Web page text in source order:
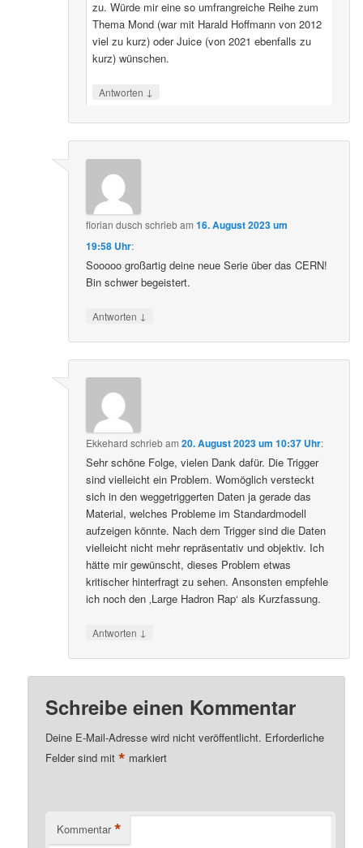
zu. Würde mir eine so umfrangreiche Reihe zum
Thema Mond (war mit Harald Hoffmann von 2012
viel zu kurz) oder Juice (von 2021 ebenfalls zu
kurz) wünschen.
Antworten ↓
florian dusch schriebam16. August 2023 um
19:58 Uhr:
Sooooo großartig deine neue Serie über das CERN!
Bin schwer begeistert.
Antworten ↓
Ekkehard schriebam20. August 2023 um 10:37 Uhr:
Sehr schöne Folge, vielen Dank dafür. Die Trigger
sind vielleicht ein Problem. Womöglich versteckt
sich in den weggetriggerten Daten ja gerade das
Material, welches Probleme im Standardmodell
aufzeigen könnte. Nach dem Trigger sind die Daten
vielleicht nicht mehr repräsentativ und objektiv. Ich
hätte mir gewünscht, dieses Problem etwas
kritischer hinterfragt zu sehen. Ansonsten empfehle
ich noch den ‚Large Hadron Rap‘ als Kurzfassung.
Antworten ↓
Schreibe einen Kommentar
Deine E-Mail-Adresse wird nicht veröffentlicht. Erforderliche
Felder sind mit* markiert
Kommentar *